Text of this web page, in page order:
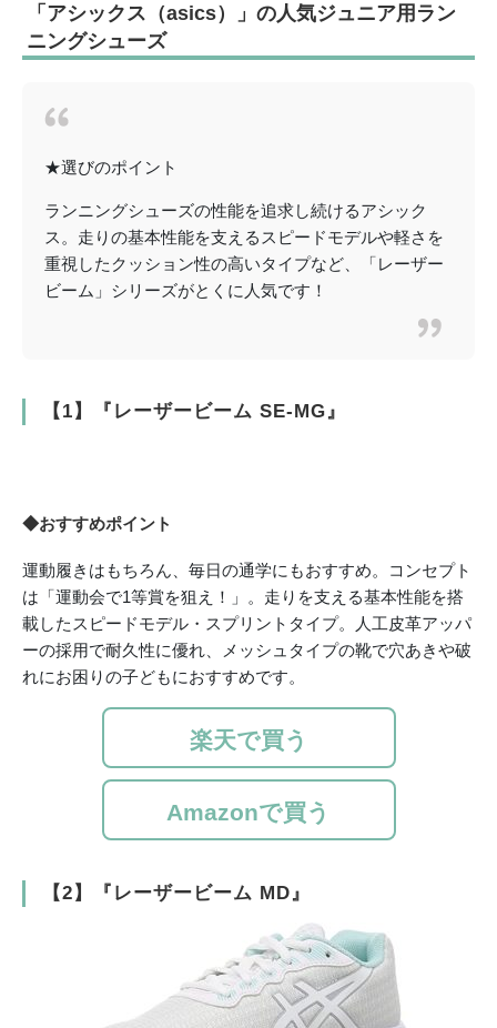
「アシックス（asics）」の人気ジュニア用ラン
ニングシューズ
★選びのポイント
ランニングシューズの性能を追求し続けるアシック
ス。走りの基本性能を支えるスピードモデルや軽さを
重視したクッション性の高いタイプなど、「レーザー
ビーム」シリーズがとくに人気です！
【1】『レーザービーム SE-MG』
◆おすすめポイント
運動履きはもちろん、毎日の通学にもおすすめ。コンセプト
は「運動会で1等賞を狙え！」。走りを支える基本性能を搭
載したスピードモデル・スプリントタイプ。人工皮革アッパ
ーの採用で耐久性に優れ、メッシュタイプの靴で穴あきや破
れにお困りの子どもにおすすめです。
楽天で買う
Amazonで買う
【2】『レーザービーム MD』